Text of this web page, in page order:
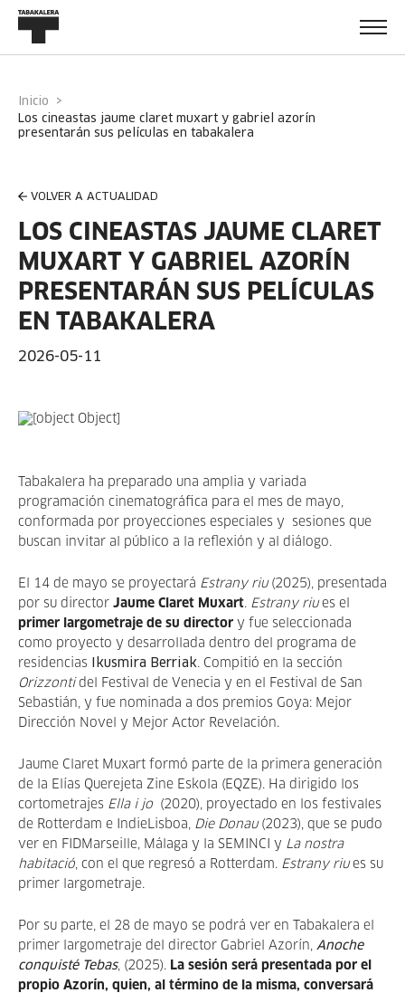
Inicio
los cineastas jaume claret muxart y gabriel azorín
presentarán sus películas en tabakalera
VOLVER A ACTUALIDAD
LOS CINEASTAS JAUME CLARET
MUXART Y GABRIEL AZORÍN
PRESENTARÁN SUS PELÍCULAS
EN TABAKALERA
2026-05-11
Tabakalera ha preparado una amplia y variada
programación cinematográfica para el mes de mayo,
conformada por proyecciones especiales y sesiones que
buscan invitar al público a la reflexión y al diálogo.
El 14 de mayo se proyectará Estrany riu(2025), presentada
por su director Jaume Claret Muxart. Estrany riues el
primer largometraje de su director y fue seleccionada
como proyecto y desarrollada dentro del programa de
residencias
Ikusmira Berriak. Compitió en la sección
Orizzonti del Festival de Venecia y en el Festival de San
Sebastián, y fue nominada a dos premios Goya: Mejor
Dirección Novel y Mejor Actor Revelación.
Jaume Claret Muxart formó parte de la primera generación
de la Elías Querejeta Zine Eskola (EQZE). Ha dirigido los
cortometrajes Ella i jo
(2020), proyectado en los festivales
de Rotterdam e IndieLisboa, Die Donau(2023), que se pudo
ver en FIDMarseille, Málaga y la SEMINCI y La nostra
habitació, con el que regresó a Rotterdam. Estrany riues su
primer largometraje.
Por su parte, el 28 de mayo se podrá ver en Tabakalera el
primer largometraje del director Gabriel Azorín, Anoche
conquisté Tebas, (2025). La sesión será presentada por el
propio Azorín, quien, al término de la misma, conversará